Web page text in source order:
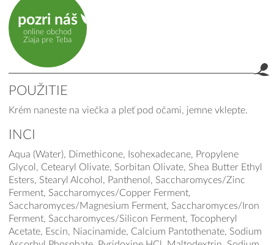
pozri náš
online obchod
Ziaja pre Teba
POUŽITIE
Krém naneste na viečka a pleť pod očami, jemne vklepte.
INCI
Aqua (Water), Dimethicone, Isohexadecane, Propylene
Glycol, Cetearyl Olivate, Sorbitan Olivate, Shea Butter Ethyl
Esters, Stearyl Alcohol, Panthenol, Saccharomyces/Zinc
Ferment, Saccharomyces/Copper Ferment,
Saccharomyces/Magnesium Ferment, Saccharomyces/Iron
Ferment, Saccharomyces/Silicon Ferment, Tocopheryl
Acetate, Escin, Niacinamide, Calcium Pantothenate, Sodium